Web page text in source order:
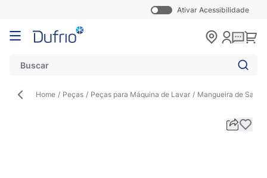
Ativar Acessibilidade
Pular para o conteúdo
Home / Peças / Peças para Máquina de Lavar / Mangueira de